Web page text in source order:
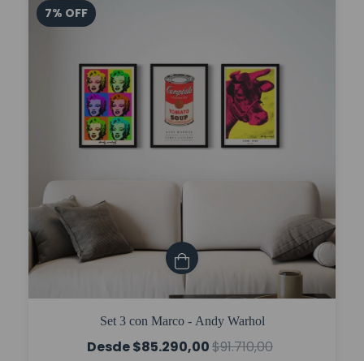
7% OFF
Set 3 con Marco - Andy Warhol
$85.290,00$91.710,00